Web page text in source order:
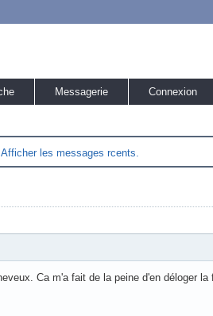
Messagerie Connexion
Afficher les messages rcents.
Ca m'a fait de la peine d'en déloger la